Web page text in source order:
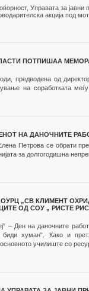
Управата за јавни
акција под
ПОТПИШАА
предводена од
на соработката
НА ДАНОЧНИТЕ
Петрова се обрати
за долгогодишна
„СВ КЛИМЕНТ
ОД СОУ „ РИСТЕ
– Ден на даночните
хуман“. Како и
училиште со